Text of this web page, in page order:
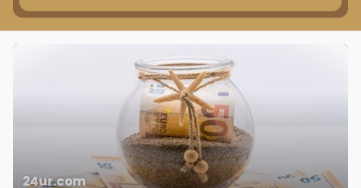
24ur.com